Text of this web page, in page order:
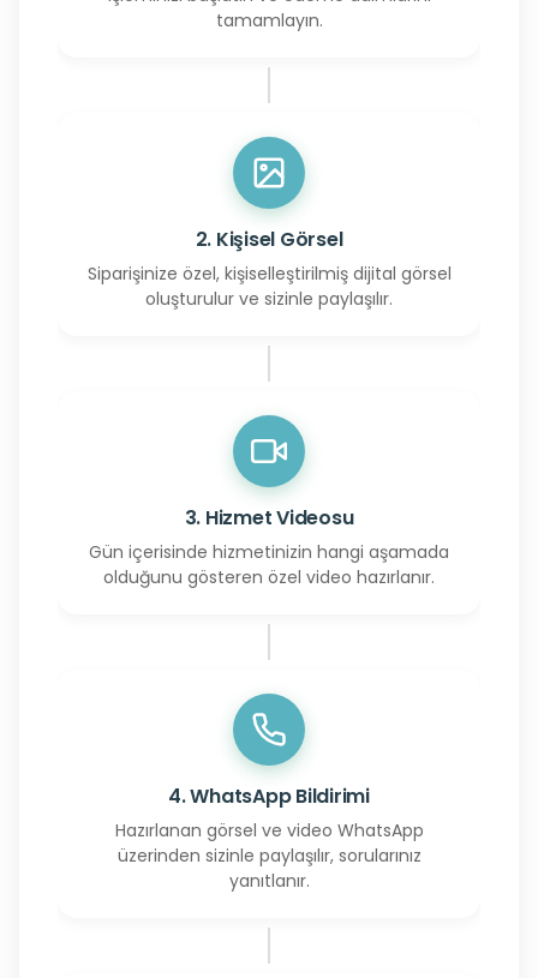
tamamlayın.
2. Kişisel Görsel
Siparişinize özel, kişiselleştirilmiş dijital görsel
oluşturulur ve sizinle paylaşılır.
3. Hizmet Videosu
Gün içerisinde hizmetinizin hangi aşamada
olduğunu gösteren özel video hazırlanır.
4. WhatsApp Bildirimi
Hazırlanan görsel ve video WhatsApp
üzerinden sizinle paylaşılır, sorularınız
yanıtlanır.